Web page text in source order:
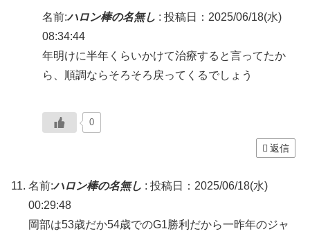
名前:ハロン棒の名無し : 投稿日：2025/06/18(水)
08:34:44
年明けに半年くらいかけて治療すると言ってたか
ら、順調ならそろそろ戻ってくるでしょう
0
返信
名前:ハロン棒の名無し : 投稿日：2025/06/18(水)
00:29:48
岡部は53歳だか54歳でのG1勝利だから一昨年のジャ